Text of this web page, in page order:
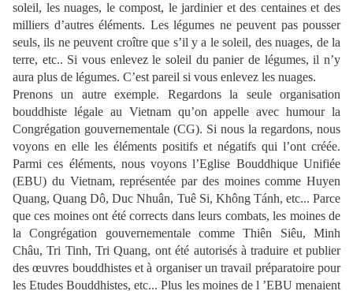
soleil, les nuages, le compost, le jardinier et des centaines et des
milliers d’autres éléments. Les légumes ne peuvent pas pousser
seuls, ils ne peuvent croître que s’il y a le soleil, des nuages, de la
terre, etc.. Si vous enlevez le soleil du panier de légumes, il n’y
aura plus de légumes. C’est pareil si vous enlevez les nuages.
Prenons un autre exemple. Regardons la seule organisation
bouddhiste légale au Vietnam qu’on appelle avec humour la
Congrégation gouvernementale (CG). Si nous la regardons, nous
voyons en elle les éléments positifs et négatifs qui l’ont créée.
Parmi ces éléments, nous voyons l’Eglise Bouddhique Unifiée
(EBU) du Vietnam, représentée par des moines comme Huyen
Quang, Quang Dô, Duc Nhuân, Tuê Si, Không Tánh, etc... Parce
que ces moines ont été corrects dans leurs combats, les moines de
la Congrégation gouvernementale comme Thiên Siêu, Minh
Châu, Tri Tinh, Tri Quang, ont été autorisés à traduire et publier
des œuvres bouddhistes et à organiser un travail préparatoire pour
les Etudes Bouddhistes, etc... Plus les moines de l ’EBU menaient